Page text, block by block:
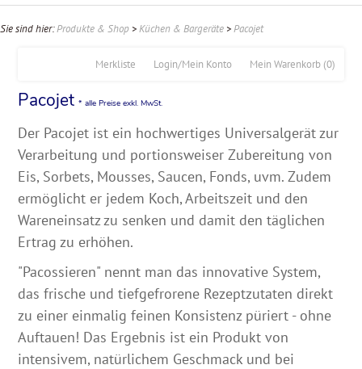
Sie sind hier:Produkte & Shop >Küchen & Bargeräte >Pacojet
Mein Warenkorb (0)
Login/Mein Konto
Merkliste
Pacojet * alle Preise exkl. MwSt.
Der Pacojet ist ein hochwertiges Universalgerät zur
Verarbeitung und portionsweiser Zubereitung von
Eis, Sorbets, Mousses, Saucen, Fonds, uvm. Zudem
ermöglicht er jedem Koch, Arbeitszeit und den
Wareneinsatz zu senken und damit den täglichen
Ertrag zu erhöhen.
"Pacossieren" nennt man das innovative System,
das frische und tiefgefrorene Rezeptzutaten direkt
zu einer einmalig feinen Konsistenz püriert - ohne
Auftauen! Das Ergebnis ist ein Produkt von
intensivem, natürlichem Geschmack und bei